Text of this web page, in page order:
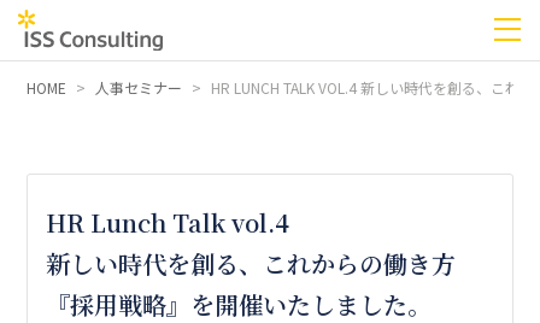
HOME 人事セミナー HR LUNCH TALK VOL.4 新しい時代を創る、こ
HR Lunch Talk vol.4
新しい時代を創る、これからの働き方
『採用戦略』を開催いたしました。